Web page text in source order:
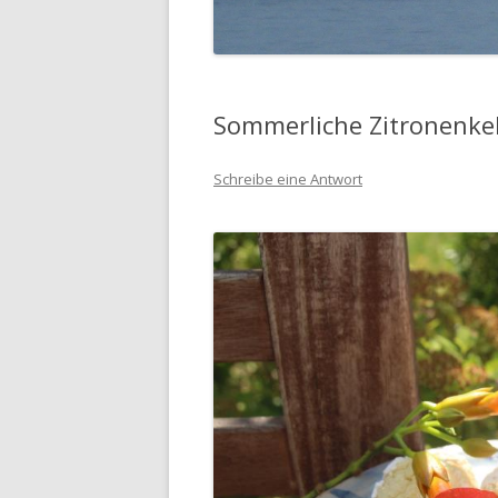
Sommerliche
Schreibe eine Antwort